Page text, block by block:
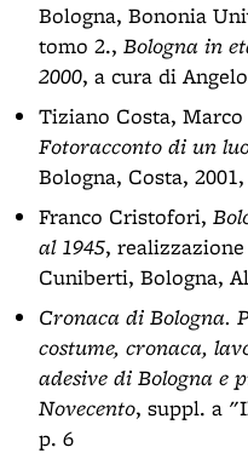
Bologna, Bononia
tomo 2., Bologna in
2000, a cura di
Tiziano Costa, Marco
Fotoracconto di un
Bologna, Costa,
Franco Cristofori,
al 1945,
Cuniberti, Bologna,
Cronaca di Bologna.
costume, cronaca,
adesive di Bologna e
Novecento, suppl. a
p. 6